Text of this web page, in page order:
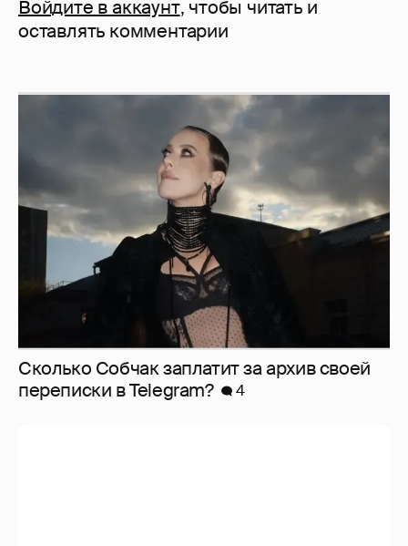
Войдите в аккаунт, чтобы читать и
оставлять комментарии
Сколько Собчак заплатит за архив своей
перeписки в Telegram?
4